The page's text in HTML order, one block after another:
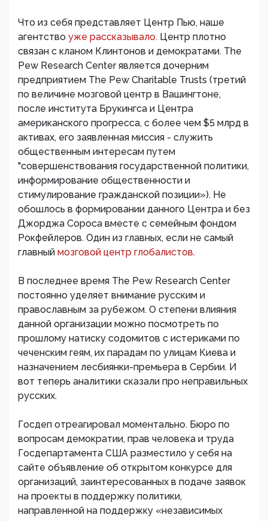
Что из себя представляет Центр Пью, наше
агентство уже рассказывало. Центр плотно
связан с кланом Клинтонов и демократами. The
Pew Research Center является дочерним
предприятием The Pew Charitable Trusts (третий
по величине мозговой центр в Вашингтоне,
после института Брукингса и Центра
американского прогресса, с более чем $5 млрд в
активах, его заявленная миссия - служить
общественным интересам путем
"совершенствования государственной политики,
информирование общественности и
стимулирование гражданской позиции»). Не
обошлось в формировании данного Центра и без
Джорджа Сороса вместе с семейным фондом
Рокфейлеров. Один из главных, если не самый
главный мозговой центр глобалистов.
В последнее время The Pew Research Center
постоянно уделяет внимание русским и
православным за рубежом. О степени влияния
данной организации можно посмотреть по
прошлому натиску содомитов с истериками по
чеченским геям, их парадам по улицам Киева и
назначением лесбиянки-премьера в Сербии. И
вот теперь аналитики сказали про неправильных
русских.
Госдеп отреагировал моментально. Бюро по
вопросам демократии, прав человека и труда
Госдепартамента США разместило у себя на
сайте объявление об открытом конкурсе для
организаций, заинтересованных в подаче заявок
на проекты в поддержку политики,
направленной на поддержку «независимых